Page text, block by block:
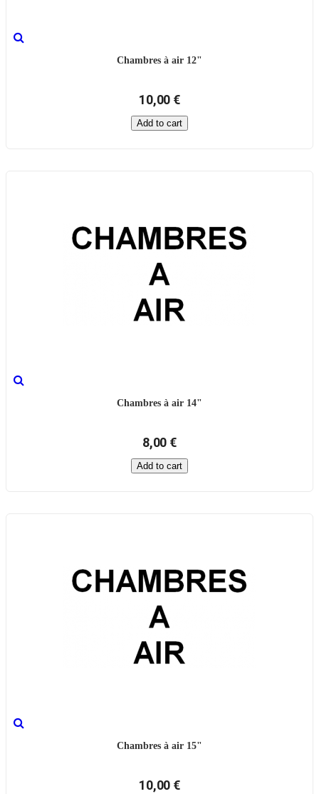
Chambres à air 12"
10,00 €
Add to cart
Chambres à air 14"
8,00 €
Add to cart
Chambres à air 15"
10,00 €